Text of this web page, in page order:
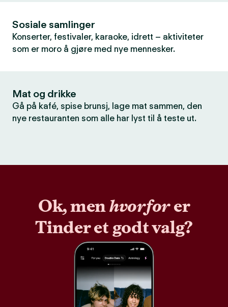
Sosiale samlinger
Konserter, festivaler, karaoke, idrett – aktiviteter
som er moro å gjøre med nye mennesker.
Mat og drikke
Gå på kafé, spise brunsj, lage mat sammen, den
nye restauranten som alle har lyst til å teste ut.
Ok, menhvorforer
Tinder et godt valg?